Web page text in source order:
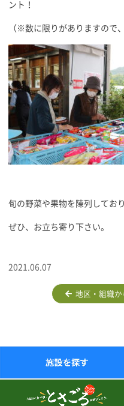
ント！
（※数に限りがありますので
旬の野菜や果物を陳列してお
ぜひ、お立ち寄り下さい。
2021.06.07
地区・組織か